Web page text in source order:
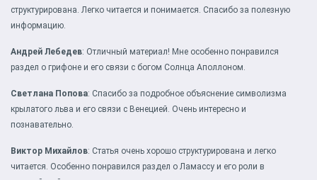
структурирована. Легко читается и понимается. Спасибо за полезную
информацию.
Андрей Лебедев: Отличный материал! Мне особенно понравился
раздел о грифоне и его связи с богом Солнца Аполлоном.
Светлана Попова: Спасибо за подробное объяснение символизма
крылатого льва и его связи с Венецией. Очень интересно и
познавательно.
Виктор Михайлов: Статья очень хорошо структурирована и легко
читается. Особенно понравился раздел о Ламассу и его роли в